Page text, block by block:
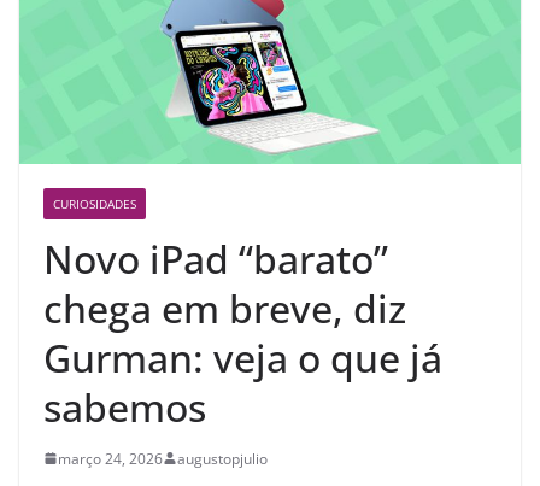
CURIOSIDADES
Novo iPad “barato”
chega em breve, diz
Gurman: veja o que já
sabemos
março 24, 2026 augustopjulio